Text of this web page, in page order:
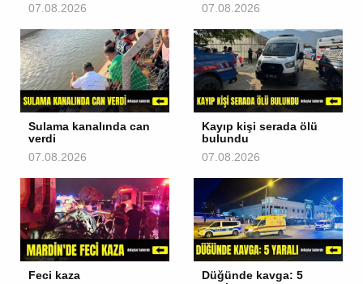
07.08.2026
07.08.2026
Sulama kanalında can
verdi
07.08.2026
Kayıp kişi serada ölü
bulundu
07.08.2026
Feci kaza
Düğünde kavga: 5